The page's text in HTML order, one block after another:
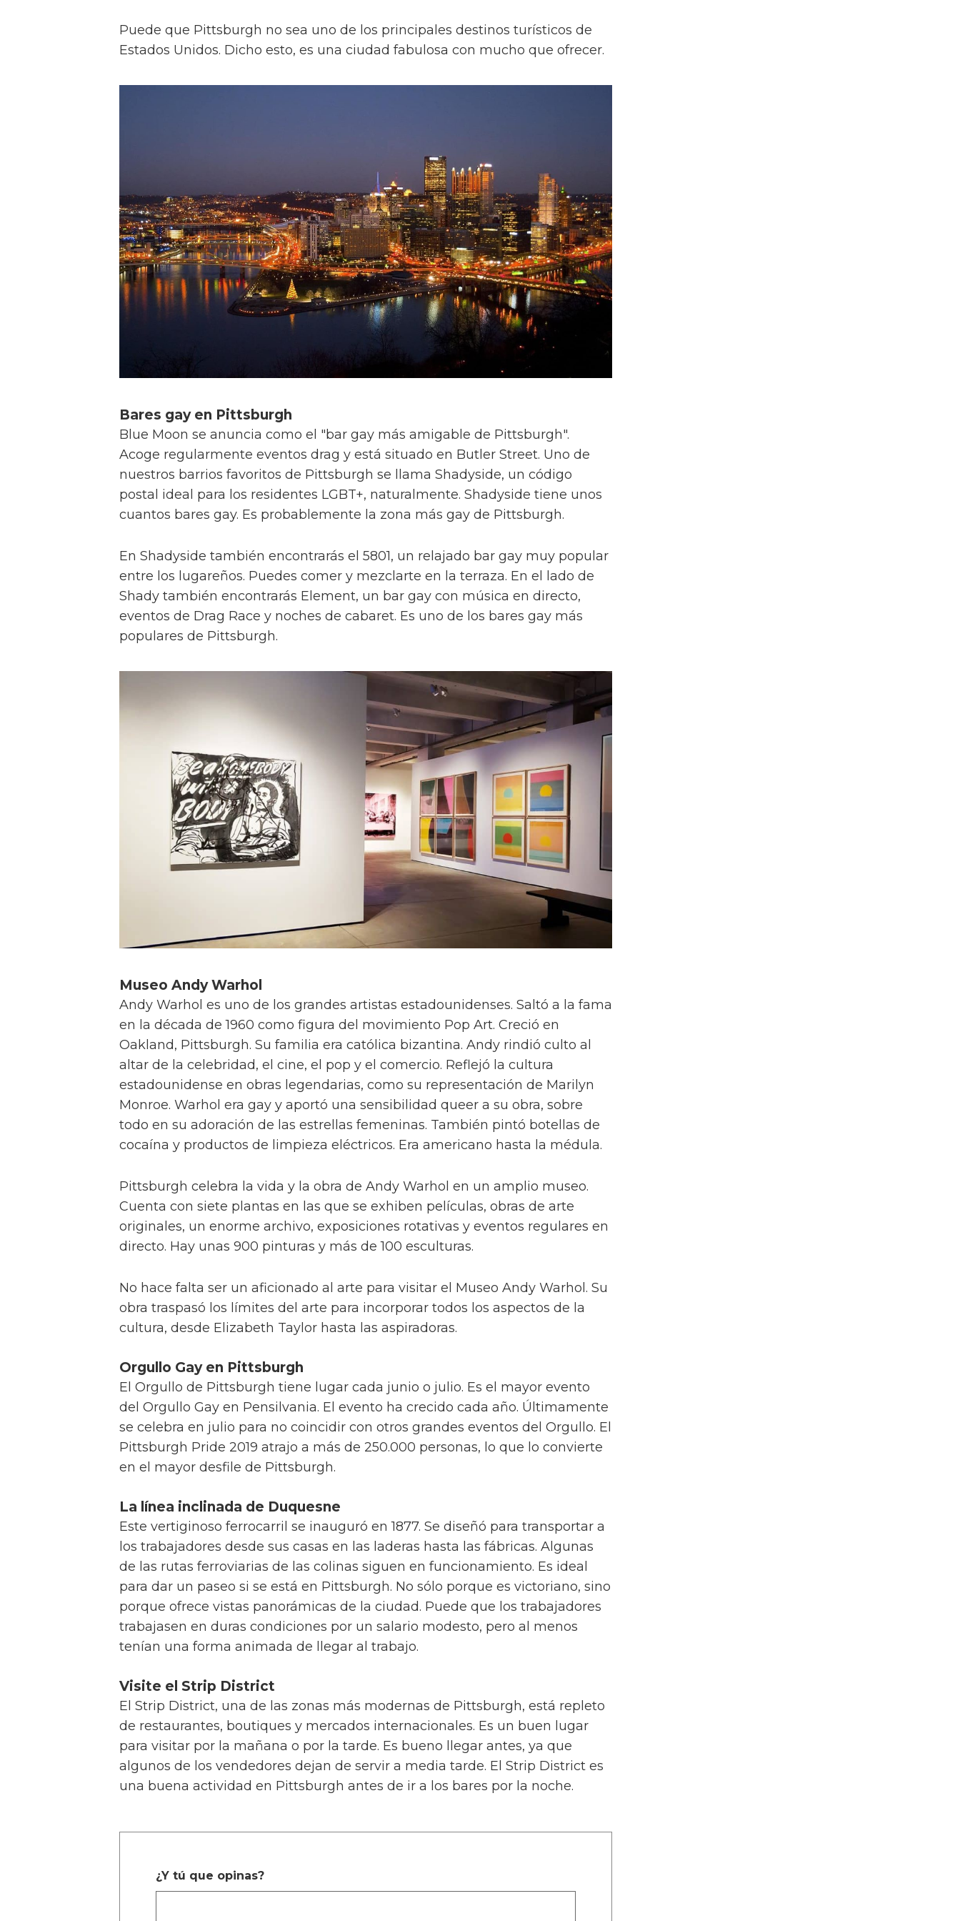
Puede que Pittsburgh no sea uno de los principales destinos turísticos de
Estados Unidos. Dicho esto, es una ciudad fabulosa con mucho que ofrecer.
Bares gay en Pittsburgh
Blue Moon se anuncia como el "bar gay más amigable de Pittsburgh".
Acoge regularmente eventos drag y está situado en Butler Street. Uno de
nuestros barrios favoritos de Pittsburgh se llama Shadyside, un código
postal ideal para los residentes LGBT+, naturalmente. Shadyside tiene unos
cuantos bares gay. Es probablemente la zona más gay de Pittsburgh.
En Shadyside también encontrarás el 5801, un relajado bar gay muy popular
entre los lugareños. Puedes comer y mezclarte en la terraza. En el lado de
Shady también encontrarás Element, un bar gay con música en directo,
eventos de Drag Race y noches de cabaret. Es uno de los bares gay más
populares de Pittsburgh.
Museo Andy Warhol
Andy Warhol es uno de los grandes artistas estadounidenses. Saltó a la fama
en la década de 1960 como figura del movimiento Pop Art. Creció en
Oakland, Pittsburgh. Su familia era católica bizantina. Andy rindió culto al
altar de la celebridad, el cine, el pop y el comercio. Reflejó la cultura
estadounidense en obras legendarias, como su representación de Marilyn
Monroe. Warhol era gay y aportó una sensibilidad queer a su obra, sobre
todo en su adoración de las estrellas femeninas. También pintó botellas de
cocaína y productos de limpieza eléctricos. Era americano hasta la médula.
Pittsburgh celebra la vida y la obra de Andy Warhol en un amplio museo.
Cuenta con siete plantas en las que se exhiben películas, obras de arte
originales, un enorme archivo, exposiciones rotativas y eventos regulares en
directo. Hay unas 900 pinturas y más de 100 esculturas.
No hace falta ser un aficionado al arte para visitar el Museo Andy Warhol. Su
obra traspasó los límites del arte para incorporar todos los aspectos de la
cultura, desde Elizabeth Taylor hasta las aspiradoras.
Orgullo Gay en Pittsburgh
El Orgullo de Pittsburgh tiene lugar cada junio o julio. Es el mayor evento
del Orgullo Gay en Pensilvania. El evento ha crecido cada año. Últimamente
se celebra en julio para no coincidir con otros grandes eventos del Orgullo. El
Pittsburgh Pride 2019 atrajo a más de 250.000 personas, lo que lo convierte
en el mayor desfile de Pittsburgh.
La línea inclinada de Duquesne
Este vertiginoso ferrocarril se inauguró en 1877. Se diseñó para transportar a
los trabajadores desde sus casas en las laderas hasta las fábricas. Algunas
de las rutas ferroviarias de las colinas siguen en funcionamiento. Es ideal
para dar un paseo si se está en Pittsburgh. No sólo porque es victoriano, sino
porque ofrece vistas panorámicas de la ciudad. Puede que los trabajadores
trabajasen en duras condiciones por un salario modesto, pero al menos
tenían una forma animada de llegar al trabajo.
Visite el Strip District
El Strip District, una de las zonas más modernas de Pittsburgh, está repleto
de restaurantes, boutiques y mercados internacionales. Es un buen lugar
para visitar por la mañana o por la tarde. Es bueno llegar antes, ya que
algunos de los vendedores dejan de servir a media tarde. El Strip District es
una buena actividad en Pittsburgh antes de ir a los bares por la noche.
¿Y tú que opinas?